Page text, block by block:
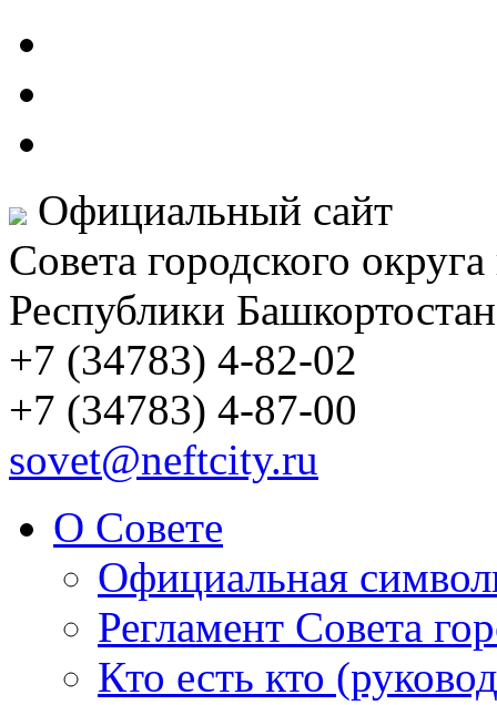
Официальный сайт
Совета городского
Республики Башкортостан
+7 (34783) 4-82-02
+7 (34783) 4-87-00
sovet@neftcity.ru
О Совете
Официальная
Регламент Совета
Кто есть кто